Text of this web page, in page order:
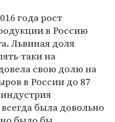
года рост
в Россию
Львиная доля
таки на
свою долю на
в России до 87
была довольно